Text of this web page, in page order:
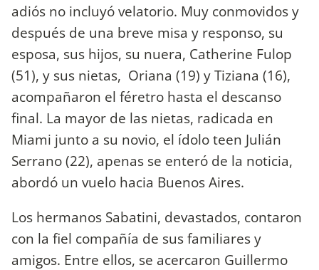
adiós no incluyó velatorio. Muy conmovidos y
después de una breve misa y responso, su
esposa, sus hijos, su nuera, Catherine Fulop
(51), y sus nietas, Oriana (19) y Tiziana (16),
acompañaron el féretro hasta el descanso
final. La mayor de las nietas, radicada en
Miami junto a su novio, el ídolo teen Julián
Serrano (22), apenas se enteró de la noticia,
abordó un vuelo hacia Buenos Aires.
Los hermanos Sabatini, devastados, contaron
con la fiel compañía de sus familiares y
amigos. Entre ellos, se acercaron Guillermo